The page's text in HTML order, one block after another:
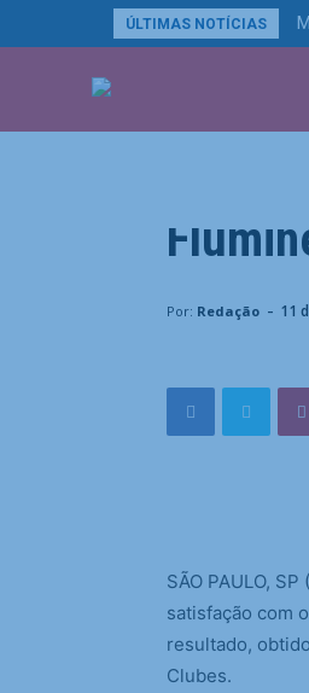
ÚLTIMAS NOTÍCIAS
Esportes
Por: Redação - 11
SÃO PAULO,
satisfação com
resultado,
Clubes.